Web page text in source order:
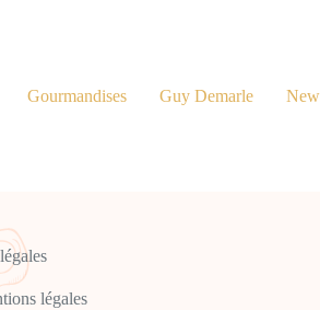
Gourmandises Guy Demarle
légales